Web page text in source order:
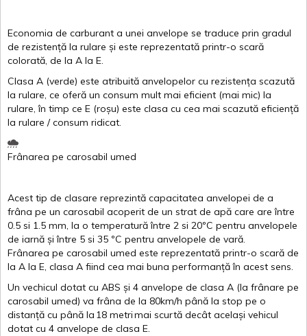
Economia de carburant a unei anvelope se traduce prin gradul
de rezistență la rulare și este reprezentată printr-o scară
colorată, de la A la E.
Clasa A (verde) este atribuită anvelopelor cu rezistența scazută
la rulare, ce oferă un consum mult mai eficient (mai mic) la
rulare,în timp ce E (roșu) este clasa cu cea mai scazută eficiență
la rulare /consum ridicat.
Frânarea pe carosabil umed
Acest tip de clasare reprezintă capacitatea anvelopei de a
frâna pe un carosabil acoperit de un strat de apă care areîntre
0.5 si 1.5 mm, la o temperatură între 2 si 20ºC pentru anvelopele
de iarnă și între 5 si 35 ºC pentru anvelopele de vară.
Frânarea pe carosabil umed este reprezentată printr-o scară de
la A la E, clasa A fiind cea mai buna performanță în acest sens.
Un vechicul dotat cu ABS și 4 anvelope de clasa A (la frânare pe
carosabil umed) va frâna de la 80km/h până la stop pe o
distanță cu până la 18 metrimai scurtă decât același vehicul
dotat cu 4 anvelope de clasa E.